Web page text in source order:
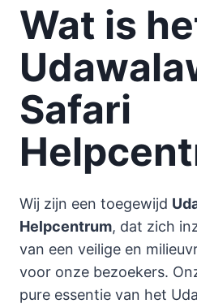
Wat is
Safari
Wij zijn een toegewijd
Helpcentrum, dat zich
van een veilige en
voor onze bezoekers.
pure essentie van het